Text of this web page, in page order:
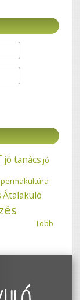
jó tanács jó
permakultúra
Átalakuló
Több